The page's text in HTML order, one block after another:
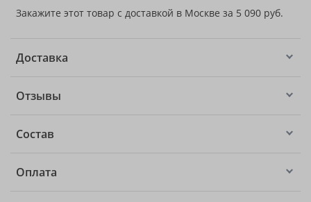
Закажите этот товар с доставкой в Москве за 5 090 руб.
Доставка
Отзывы
Состав
Оплата